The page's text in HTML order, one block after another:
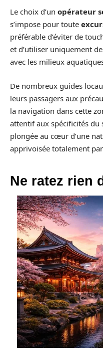
Le choix d’un opérateur
s’impose pour toute
préférable d’éviter de
et d’utiliser uniquement
avec les milieux
De nombreux guides
leurs passagers aux
la navigation dans cette
attentif aux spécificités du
plongée au cœur d’une
apprivoisée totalement
Ne ratez rien